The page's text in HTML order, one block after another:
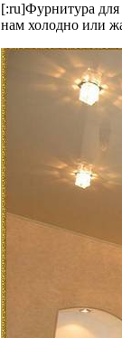
[:ru]Фурнитура для
нам холодно или